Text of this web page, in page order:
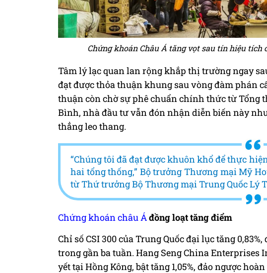
Chứng khoán Châu Á tăng vọt sau tín hiệu
Tâm lý lạc quan lan rộng khắp thị trường ngay
đạt được thỏa thuận khung sau vòng đàm phán
thuận còn chờ sự phê chuẩn chính thức từ Tổng
Bình, nhà đầu tư vẫn đón nhận diễn biến này
thẳng leo thang.
“Chúng tôi đã đạt được khuôn khổ để thực
hai tổng thống,” Bộ trưởng Thương mại Mỹ
từ Thứ trưởng Bộ Thương mại Trung Quốc Lý
Chứng khoán châu Áđồng loạt tăng điểm
Chỉ số CSI 300 của Trung Quốc đại lục tăng
trong gần ba tuần. Hang Seng China Enterprises
yết tại Hồng Kông, bật tăng 1,05%, đảo ngược